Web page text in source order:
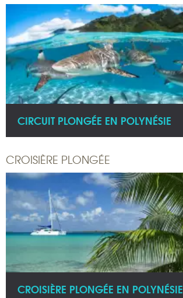
CIRCUIT PLONGÉE EN POLYNÉSIE
CROISIÈRE PLONGÉE
CROISIÈRE PLONGÉE EN POLYNÉSIE